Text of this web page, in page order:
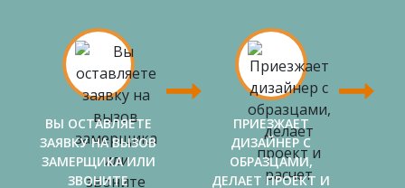
ВЫ ОСТАВЛЯЕТЕ
ЗАЯВКУ НА ВЫЗОВ
ЗАМЕРЩИКА ИЛИ
ЗВОНИТЕ
ПРИЕЗЖАЕТ
ДИЗАЙНЕР С
ОБРАЗЦАМИ,
ДЕЛАЕТ ПРОЕКТ И